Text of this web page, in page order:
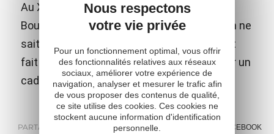
Au XIXème siècle, un voyageur arrivant à
Bournazel écrivait : "Du château à l'étang, on ne
sait ici qui, de la nature ou de l'homme, s'est
fait architecte, peintre ou orfèvre pour créer un
cadre si particulier, au charme bucolique".
PARTAGER : E-MAIL MESSENGER FACEBOOK
Nous respectons
votre vie privée
Pour un fonctionnement optimal, vous offrir
des fonctionnalités relatives aux réseaux
sociaux, améliorer votre expérience de
navigation, analyser et mesurer le trafic afin
de vous proposer des contenus de qualité,
ce site utilise des cookies. Ces cookies ne
stockent aucune information d'identification
personnelle.